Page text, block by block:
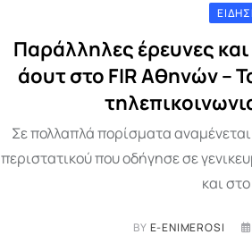
Παράλληλες έρευνες
άουτ στο FIR Αθηνών –
Σε πολλαπλά πορίσματα
περιστατικού που οδήγησε σε
και
BY E-ENIMEROSI